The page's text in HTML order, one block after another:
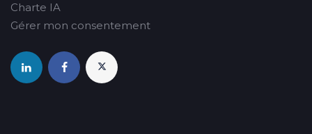
Charte IA
Gérer mon consentement